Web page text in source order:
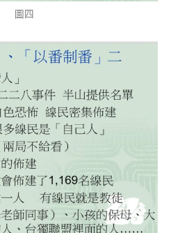
圖四